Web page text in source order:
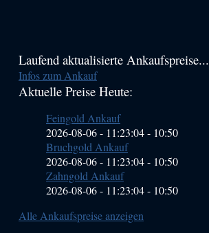
Haupt-
Sidebar
Laufend aktualisierte Ankaufspreise...
Infos zum Ankauf
Aktuelle Preise Heute:
Feingold Ankauf
2026-08-06 - 11:23:04- 10:50
Bruchgold Ankauf
2026-08-06 - 11:23:04- 10:50
Zahngold Ankauf
2026-08-06 - 11:23:04- 10:50
Alle Ankaufspreise anzeigen